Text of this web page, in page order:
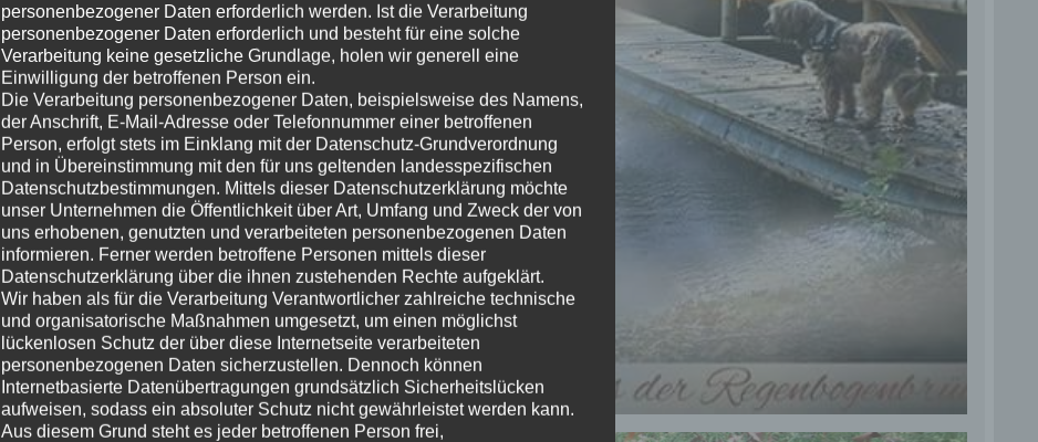
Rashima
personenbezogener Daten erforderlich werden. Ist die Verarbeitung
personenbezogener Daten erforderlich und besteht für eine solche
Verarbeitung keine gesetzliche Grundlage, holen wir generell eine
Einwilligung der betroffenen Person ein.
Die Verarbeitung personenbezogener Daten, beispielsweise des Namens,
der Anschrift, E-Mail-Adresse oder Telefonnummer einer betroffenen
Person, erfolgt stets im Einklang mit der Datenschutz-Grundverordnung
und in Übereinstimmung mit den für uns geltenden landesspezifischen
Datenschutzbestimmungen. Mittels dieser Datenschutzerklärung möchte
unser Unternehmen die Öffentlichkeit über Art, Umfang und Zweck der von
uns erhobenen, genutzten und verarbeiteten personenbezogenen Daten
informieren. Ferner werden betroffene Personen mittels dieser
Datenschutzerklärung über die ihnen zustehenden Rechte aufgeklärt.
Wir haben als für die Verarbeitung Verantwortlicher zahlreiche technische
und organisatorische Maßnahmen umgesetzt, um einen möglichst
lückenlosen Schutz der über diese Internetseite verarbeiteten
personenbezogenen Daten sicherzustellen. Dennoch können
Internetbasierte Datenübertragungen grundsätzlich Sicherheitslücken
aufweisen, sodass ein absoluter Schutz nicht gewährleistet werden kann.
Aus diesem Grund steht es jeder betroffenen Person frei,